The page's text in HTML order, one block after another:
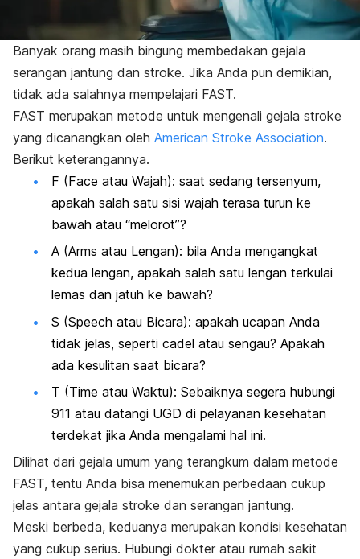
Banyak orang masih bingung membedakan gejala
serangan jantung dan stroke. Jika Anda pun demikian,
tidak ada salahnya mempelajari FAST.
FAST merupakan metode untuk mengenali gejala stroke
yang dicanangkan oleh American Stroke Association.
Berikut keterangannya.
F (Face atau Wajah): saat sedang tersenyum,
apakah salah satu sisi wajah terasa turun ke
bawah atau “melorot”?
A (Arms atau Lengan): bila Anda mengangkat
kedua lengan, apakah salah satu lengan terkulai
lemas dan jatuh ke bawah?
S (Speech atau Bicara): apakah ucapan Anda
tidak jelas, seperti cadel atau sengau? Apakah
ada kesulitan saat bicara?
T (Time atau Waktu): Sebaiknya segera hubungi
911 atau datangi UGD di pelayanan kesehatan
terdekat jika Anda mengalami hal ini.
Dilihat dari gejala umum yang terangkum dalam metode
FAST, tentu Anda bisa menemukan perbedaan cukup
jelas antara gejala stroke dan serangan jantung.
Meski berbeda, keduanya merupakan kondisi kesehatan
yang cukup serius. Hubungi dokter atau rumah sakit